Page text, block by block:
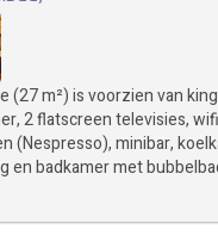
(27 m²) is voorzien van
2 flatscreen televisies,
(Nespresso), minibar,
en badkamer met